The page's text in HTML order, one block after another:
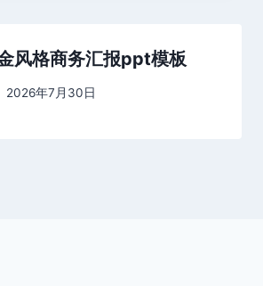
风格商务汇报ppt模板
2026年7月30日